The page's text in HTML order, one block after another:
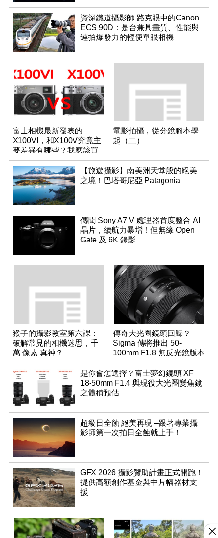
資深鐵道攝影師 路克眼中的Canon
EOS 90D：是台兼具畫質、性能與
連拍爆發力的輕便單眼相機
富士相機最新發表的
X100VI，和X100V究竟主
要差異有哪些？我應該買
哪一台？
電影拍攝，從分鏡腳本學
起（二）
【旅遊攝影】南美洲天堂般的絕美
之境！巴塔哥尼亞 Patagonia
傳聞 Sony A7 V 處理器首度整合 AI
晶片，續航力暴增！但無緣 Open
Gate 及 6K 錄影
猴子的攝影教室第六課：
破解常見的相機迷思，千
萬 像素 真神？
傳奇大光圈鏡頭回歸？
Sigma 傳將推出 50-
100mm F1.8 無反光鏡版本
是你會怎選擇？富士夢幻鏡頭 XF
18-50mm F1.4 與現役大光圈變焦鏡
之體積預估
超級日全蝕 絕美再現 –跟著專業攝
影師第一次拍日全蝕就上手！
GFX 2026 攝影贊助計畫正式開跑！
提供高額創作基金與中片幅器材支
援